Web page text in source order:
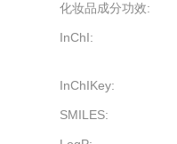
化妆品成分功效:
InChI:
InChIKey:
SMILES: